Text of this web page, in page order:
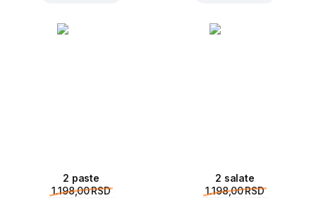
2 paste
1.198,00 RSD
2 salate
1.198,00 RSD